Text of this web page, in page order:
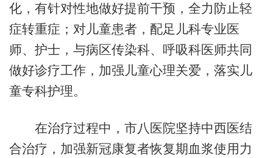
化，有针对性地做好提前干预，全力防止轻
症转重症；对儿童患者，配足儿科专业医
师、护士，与病区传染科、呼吸科医师共同
做好诊疗工作，加强儿童心理关爱，落实儿
童专科护理。
在治疗过程中，市八医院坚持中西医结
合治疗，加强新冠康复者恢复期血浆使用力